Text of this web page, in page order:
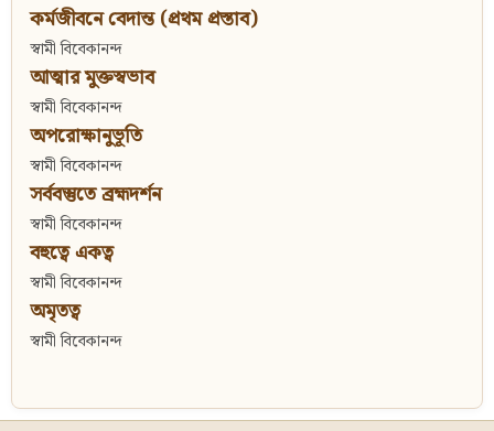
কর্মজীবনে বেদান্ত (প্রথম প্রস্তাব)
স্বামী বিবেকানন্দ
আত্মার মুক্তস্বভাব
স্বামী বিবেকানন্দ
অপরোক্ষানুভূতি
স্বামী বিবেকানন্দ
সর্ববস্তুতে ব্রহ্মদর্শন
স্বামী বিবেকানন্দ
বহুত্বে একত্ব
স্বামী বিবেকানন্দ
অমৃতত্ব
স্বামী বিবেকানন্দ